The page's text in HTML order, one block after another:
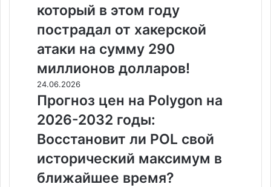
который в этом году
пострадал от хакерской
атаки на сумму 290
миллионов долларов!
24.06.2026
Прогноз цен на Polygon на
2026-2032 годы:
Восстановит ли POL свой
исторический максимум в
ближайшее время?